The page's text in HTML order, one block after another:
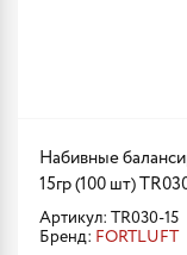
Набивные
15гр (100 шт)
Артикул: TR030-15
Бренд: FORTLUFT